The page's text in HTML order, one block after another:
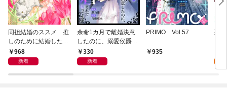
同担結婚のススメ 推
しのために結婚したら
幸せ家族になりました
【dエディション】
968
新着
余命1カ月で離婚決意
したのに、溺愛侯爵様
に執着されて困ってま
す（単話版）
330
新着
PRIMO Vol.57
935
死
で
版